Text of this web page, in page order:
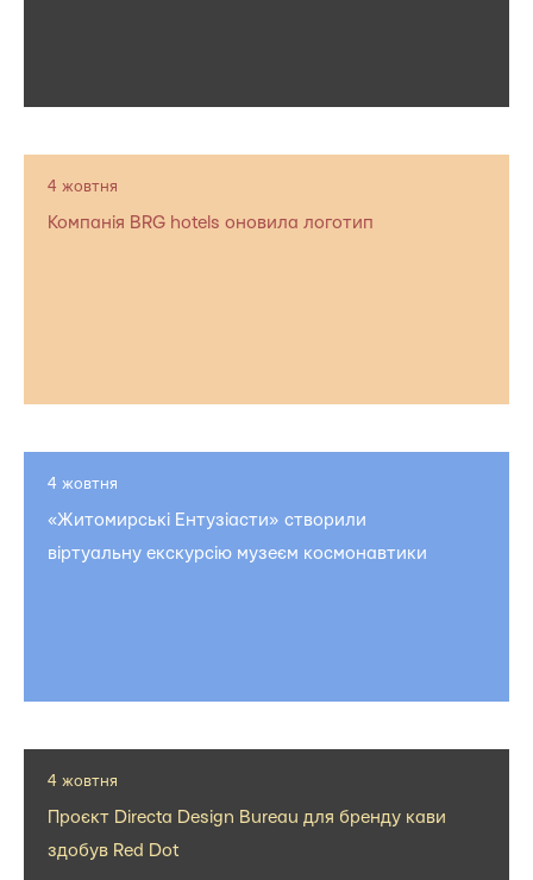
4 жовтня
Компанія BRG hotels оновила логотип
4 жовтня
«Житомирські Ентузіасти» створили
віртуальну екскурсію музеєм космонавтики
4 жовтня
Проєкт Directa Design Bureau для бренду кави
здобув Red Dot